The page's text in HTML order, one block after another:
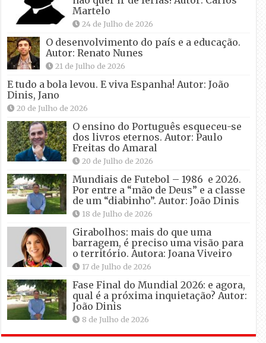
Martelo
24 de Julho de 2026
O desenvolvimento do país e a educação.
Autor: Renato Nunes
21 de Julho de 2026
E tudo a bola levou. E viva Espanha! Autor: João
Dinis, Jano
20 de Julho de 2026
O ensino do Português esqueceu-se
dos livros eternos. Autor: Paulo
Freitas do Amaral
20 de Julho de 2026
Mundiais de Futebol – 1986 e 2026.
Por entre a “mão de Deus” e a classe
de um “diabinho”. Autor: João Dinis
18 de Julho de 2026
Girabolhos: mais do que uma
barragem, é preciso uma visão para
o território. Autora: Joana Viveiro
17 de Julho de 2026
Fase Final do Mundial 2026: e agora,
qual é a próxima inquietação? Autor:
João Dinis
8 de Julho de 2026